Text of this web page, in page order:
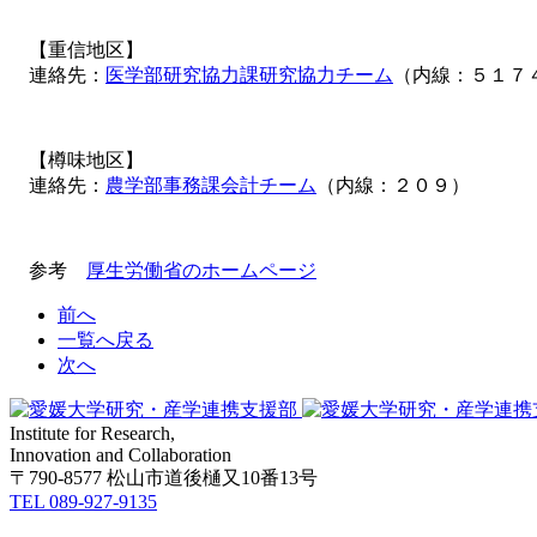
【重信地区】
連絡先： 医学部研究協力課研究協力チーム （内線：５１７
【樽味地区】
連絡先： 農学部事務課会計チーム （内線：２０９）
参考 厚生労働省のホームページ
前へ
一覧へ戻る
次へ
Institute for Research,
Innovation and Collaboration
〒790-8577 松山市道後樋又10番13号
TEL 089-927-9135